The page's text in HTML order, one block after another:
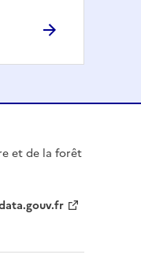
et de la forêt